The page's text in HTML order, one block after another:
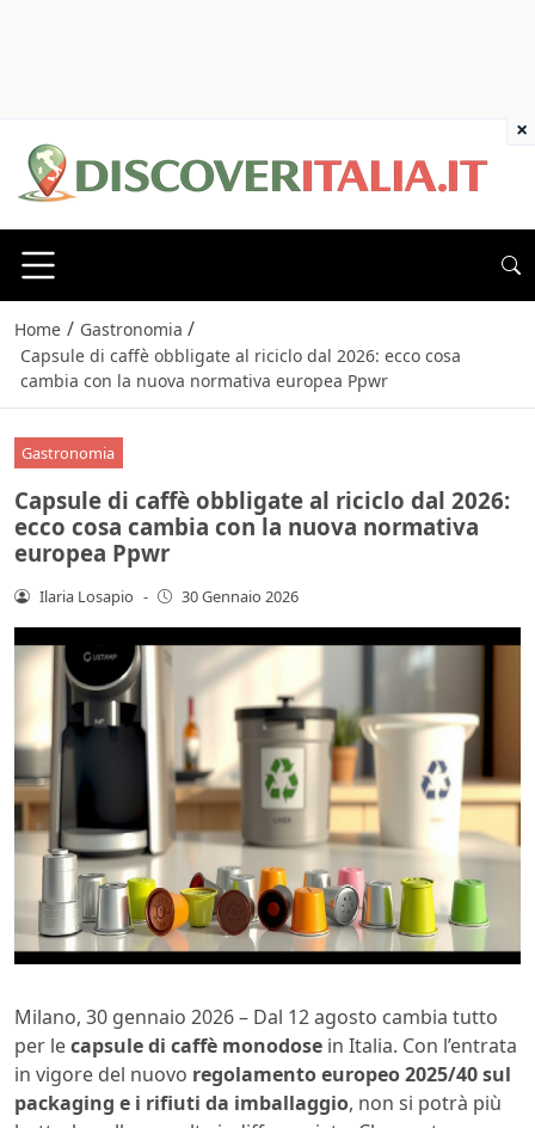
Home / Gastronomia /
Capsule di caffè obbligate al riciclo dal 2026: ecco cosa
cambia con la nuova normativa europea Ppwr
Gastronomia
Capsule di caffè obbligate al riciclo dal 2026:
ecco cosa cambia con la nuova normativa
europea Ppwr
Ilaria Losapio - 30 Gennaio 2026
Milano, 30 gennaio 2026 – Dal 12 agosto cambia tutto
per lecapsule di caffè monodose in Italia. Con l’entrata
in vigore del nuovo regolamento europeo 2025/40 sul
packaging e i rifiuti da imballaggio, non si potrà più
×